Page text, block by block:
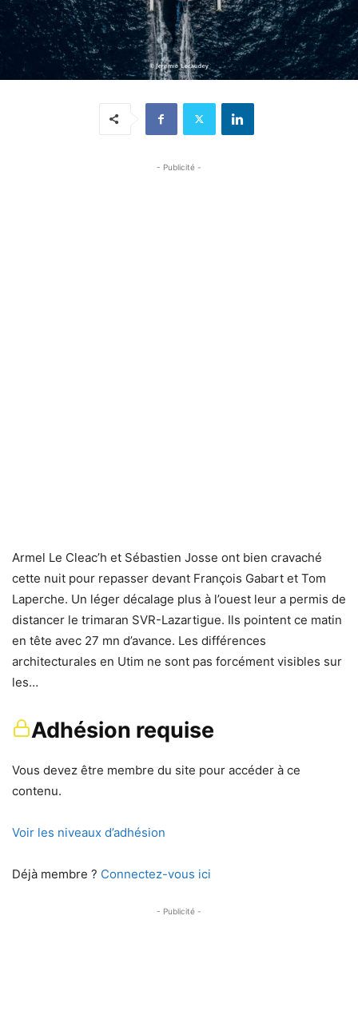
- Publicité -
Armel Le Cleac’h et Sébastien Josse ont bien cravaché
cette nuit pour repasser devant François Gabart et Tom
Laperche. Un léger décalage plus à l’ouest leur a permis de
distancer le trimaran SVR-Lazartigue. Ils pointent ce matin
en tête avec 27 mn d’avance. Les différences
architecturales en Utim ne sont pas forcément visibles sur
les…
Adhésion requise
Vous devez être membre du site pour accéder à ce
contenu.
Voir les niveaux d’adhésion
Déjà membre ? Connectez-vous ici
- Publicité -